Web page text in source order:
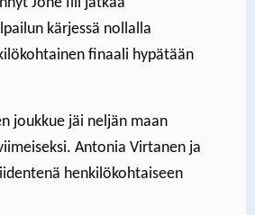
kärjessä nollalla
finaali hypätään
joukkue jäi neljän maan
Antonia Virtanen ja
henkilökohtaiseen